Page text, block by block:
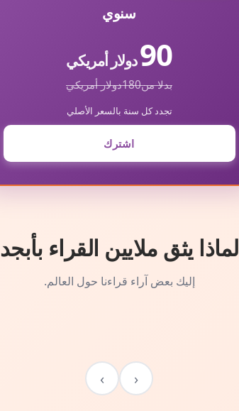
سنوي
90دولار أمريكي
بدلا من180دولار أمريكي
تجدد كل سنة بالسعر الأصلي
اشترك
لماذا يثق ملايين القراء بأبجد
إليك بعض آراء قراءنا حول العالم.
‹
›